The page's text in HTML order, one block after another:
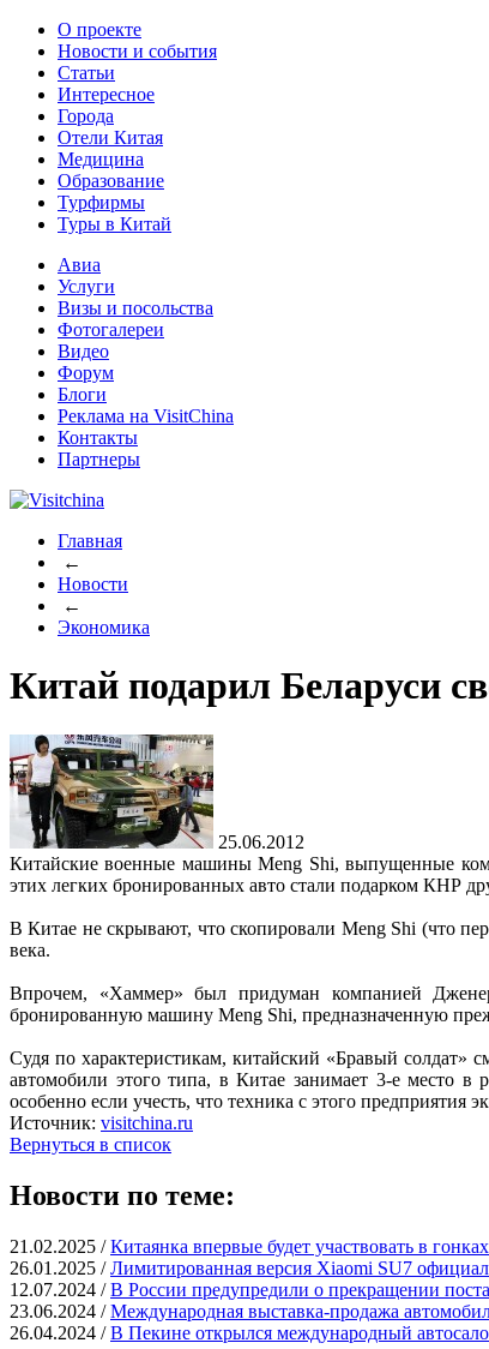
О проекте
Новости и события
Статьи
Интересное
Города
Отели Китая
Медицина
Образование
Турфирмы
Туры в Китай
Авиа
Услуги
Визы и посольства
Фотогалереи
Видео
Форум
Блоги
Реклама на VisitChina
Контакты
Партнеры
Главная
←
Новости
←
Экономика
Китай подарил Беларуси
25.06.2012
Китайские военные машины Meng Shi, выпущенные
этих легких бронированных авто стали подарком КНР
В Китае не скрывают, что скопировали Meng Shi (что
века.
Впрочем, «Хаммер» был придуман компанией
бронированную машину Meng Shi, предназначенную
Судя по характеристикам, китайский «Бравый солдат»
автомобили этого типа, в Китае занимает 3-е место
особенно если учесть, что техника с этого предприятия
Источник: visitchina.ru
Вернуться в список
Новости по теме:
21.02.2025 /Китаянка впервые будет участвовать в
26.01.2025 /Лимитированная версия Xiaomi SU7
12.07.2024 /В России предупредили о прекращении
23.06.2024 /Международная выставка-продажа
26.04.2024 /В Пекине открылся международный